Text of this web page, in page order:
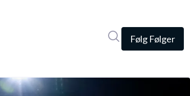
Følg Følger